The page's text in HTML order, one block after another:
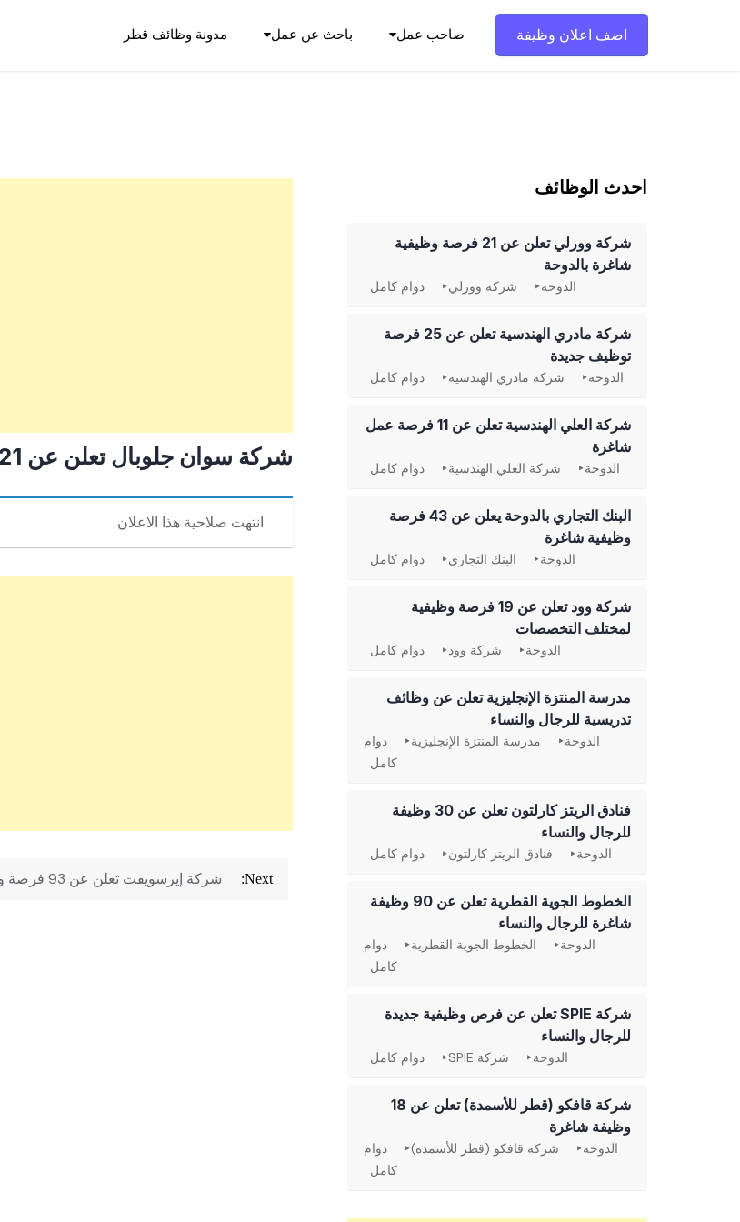
مدونة وظائف قطر باحث عن عمل صاحب عمل اضف اعلان وظيفة
شركة سوان جلوبال تعلن عن 21 وظيفة هندسية وفنية
انتهت صلاحية هذا الاعلان
تصفّح
Next: شركة إيرسويفت تعلن عن 93 فرصة وظيفية شاغرة
احدث الوظائف
شركة وورلي تعلن عن 21 فرصة وظيفية
شاغرة بالدوحة
الدوحة شركة وورلي دوام كامل
شركة مادري الهندسية تعلن عن 25 فرصة
توظيف جديدة
الدوحة شركة مادري الهندسية دوام كامل
شركة العلي الهندسية تعلن عن 11 فرصة عمل
شاغرة
الدوحة شركة العلي الهندسية دوام كامل
‏البنك التجاري بالدوحة يعلن عن 43 فرصة
وظيفية شاغرة
الدوحة البنك التجاري دوام كامل
شركة وود تعلن عن 19 فرصة وظيفية
لمختلف التخصصات
الدوحة شركة وود دوام كامل
مدرسة المنتزة الإنجليزية تعلن عن وظائف
تدريسية للرجال والنساء
الدوحة مدرسة المنتزة الإنجليزية
دوام
كامل
فنادق الريتز كارلتون تعلن عن 30 وظيفة
للرجال والنساء
الدوحة فنادق الريتز كارلتون دوام كامل
الخطوط الجوية القطرية تعلن عن 90 وظيفة
شاغرة للرجال والنساء
الدوحة الخطوط الجوية القطرية
دوام
كامل
شركة SPIE تعلن عن فرص وظيفية جديدة
للرجال والنساء
الدوحة شركة SPIE دوام كامل
شركة قافكو (قطر للأسمدة) تعلن عن 18
وظيفة شاغرة
الدوحة شركة قافكو (قطر للأسمدة)
دوام
كامل